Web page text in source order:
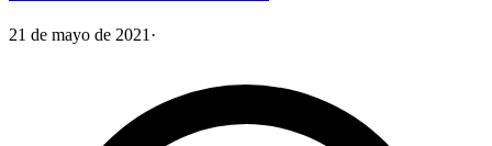
21 de mayo de 2021 ·